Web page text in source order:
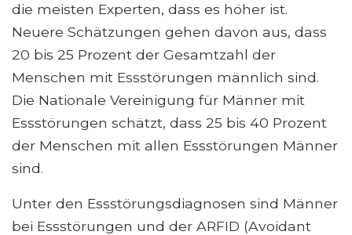
die meisten Experten, dass es höher ist.
Neuere Schätzungen gehen davon aus, dass
20 bis 25 Prozent der Gesamtzahl der
Menschen mit Essstörungen männlich sind.
Die Nationale Vereinigung für Männer mit
Essstörungen schätzt, dass 25 bis 40 Prozent
der Menschen mit allen Essstörungen Männer
sind.
Unter den Essstörungsdiagnosen sind Männer
bei Essstörungen und der ARFID (Avoidant